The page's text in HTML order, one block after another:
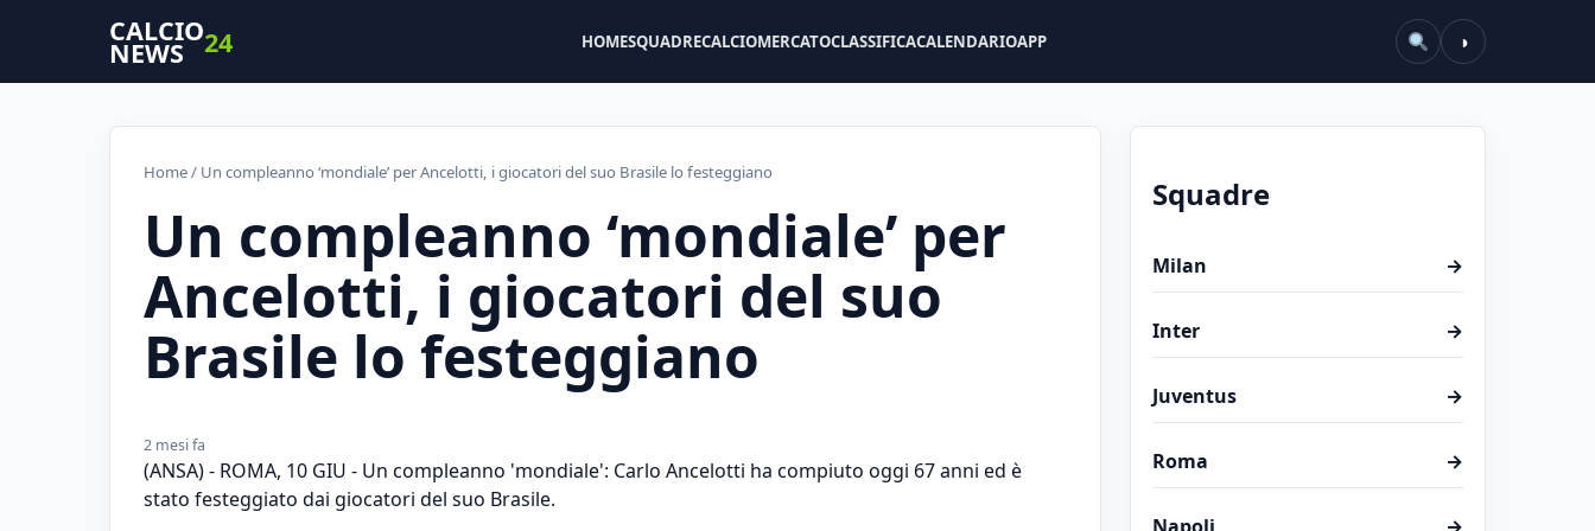
CALCIO
NEWS 24 HOMESQUADRECALCIOMERCATOCLASSIFICACALENDARIOAPP ◑
Home/ Un compleanno ‘mondiale’ per Ancelotti, i giocatori del suo Brasile lo festeggiano
Un compleanno ‘mondiale’ per
Ancelotti, i giocatori del suo
Brasile lo festeggiano
2 mesi fa
(ANSA) - ROMA, 10 GIU - Un compleanno 'mondiale': Carlo Ancelotti ha compiuto oggi 67 anni ed è
stato festeggiato dai giocatori del suo Brasile.
Squadre
Milan →
Inter →
Juventus →
Roma →